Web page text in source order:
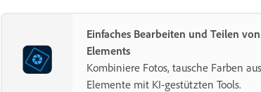
Einfaches Bearbeiten und Teilen
Elements
Kombiniere Fotos, tausche Farben
Elemente mit KI-gestützten Tools.